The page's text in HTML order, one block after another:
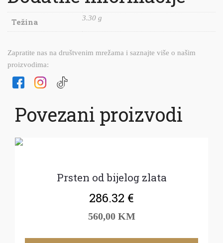
Težina 3.30 g
Zapratite nas na društvenim mrežama i saznajte više o našim
proizvodima:
Povezani proizvodi
Prsten od bijelog zlata
286.32 €
560,00 KM